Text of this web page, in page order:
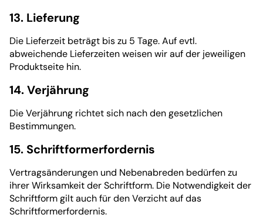
13. Lieferung
Die Lieferzeit beträgt bis zu 5 Tage. Auf evtl.
abweichende Lieferzeiten weisen wir auf der jeweiligen
Produktseite hin.
14. Verjährung
Die Verjährung richtet sich nach den gesetzlichen
Bestimmungen.
15. Schriftformerfordernis
Vertragsänderungen und Nebenabreden bedürfen zu
ihrer Wirksamkeit der Schriftform. Die Notwendigkeit der
Schriftform gilt auch für den Verzicht auf das
Schriftformerfordernis.